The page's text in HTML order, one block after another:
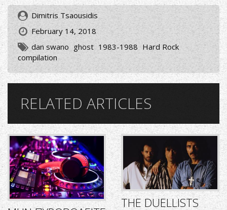
Dimitris Tsaousidis
February 14, 2018
dan swano ghost 1983-1988 Hard Rock
compilation
RELATED ARTICLES
THE DUELLISTS